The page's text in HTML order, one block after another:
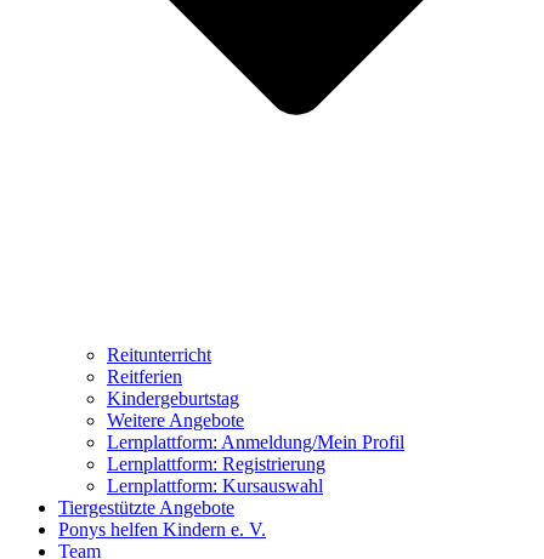
Reitunterricht
Reitferien
Kindergeburtstag
Weitere Angebote
Lernplattform: Anmeldung/Mein Profil
Lernplattform: Registrierung
Lernplattform: Kursauswahl
Tiergestützte Angebote
Ponys helfen Kindern e. V.
Team